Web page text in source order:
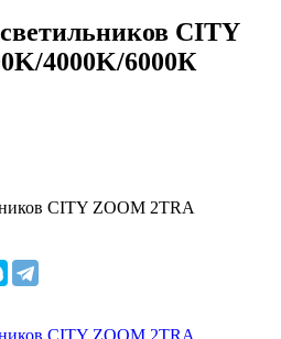
CITY
4000K/6000К
CITY ZOOM 2TRA